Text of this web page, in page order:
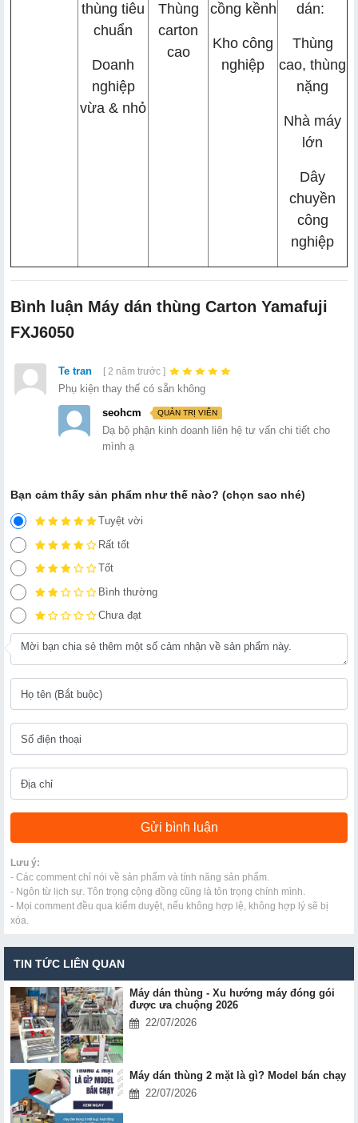
thùng tiêu
chuẩn
Doanh
nghiệp
vừa & nhỏ
Thùng
carton
cao
cồng kềnh
Kho công
nghiệp
dán:
Thùng
cao, thùng
nặng
Nhà máy
lớn
Dây
chuyền
công
nghiệp
Bình luận Máy dán thùng Carton Yamafuji
FXJ6050
Te tran [ 2 năm trước ]
Phụ kiện thay thế có sẵn không
seohcm
QUẢN TRỊ VIÊN
Dạ bộ phận kinh doanh liên hệ tư vấn chi tiết cho
mình ạ
Bạn cảm thấy sản phẩm như thế nào? (chọn sao nhé)
Tuyệt vời
Rất tốt
Tốt
Bình thường
Chưa đạt
Lưu ý:
- Các comment chỉ nói về sản phẩm và tính năng sản phẩm.
- Ngôn từ lịch sự. Tôn trọng cộng đồng cũng là tôn trọng chính mình.
- Mọi comment đều qua kiểm duyệt, nếu không hợp lệ, không hợp lý sẽ bị
xóa.
TIN TỨC LIÊN QUAN
Máy dán thùng - Xu hướng máy đóng gói
được ưa chuộng 2026
22/07/2026
Máy dán thùng 2 mặt là gì? Model bán chạy
22/07/2026